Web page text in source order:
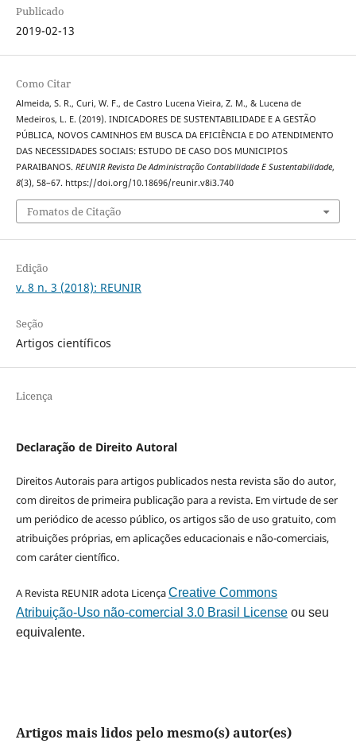
Publicado
2019-02-13
Como Citar
Almeida, S. R., Curi, W. F., de Castro Lucena Vieira, Z. M., & Lucena de
Medeiros, L. E. (2019). INDICADORES DE SUSTENTABILIDADE E A GESTÃO
PÚBLICA, NOVOS CAMINHOS EM BUSCA DA EFICIÊNCIA E DO ATENDIMENTO
DAS NECESSIDADES SOCIAIS: ESTUDO DE CASO DOS MUNICIPIOS
PARAIBANOS. REUNIR Revista De Administração Contabilidade E Sustentabilidade,
8(3), 58–67. https://doi.org/10.18696/reunir.v8i3.740
Fomatos de Citação
Edição
v. 8 n. 3 (2018): REUNIR
Seção
Artigos científicos
Licença
Declaração de Direito Autoral
Direitos Autorais para artigos publicados nesta revista são do autor,
com direitos de primeira publicação para a revista. Em virtude de ser
um periódico de acesso público, os artigos são de uso gratuito, com
atribuições próprias, em aplicações educacionais e não-comerciais,
com caráter científico.
A Revista REUNIR adota LicençaCreative Commons
Atribuição-Uso não-comercial 3.0 Brasil Licenseou seu
equivalente.
Artigos mais lidos pelo mesmo(s) autor(es)